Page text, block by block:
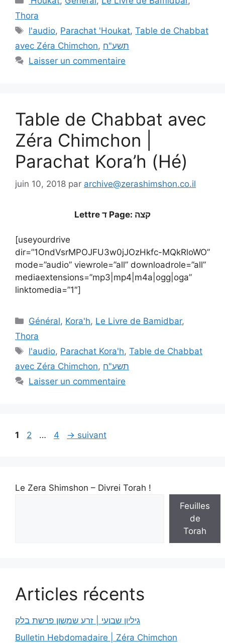
Thora
l'audio, Parachat 'Houkat,Table de Chabbat
avec Zéra Chimchon, תשע"ח
Laisser un commentaire
Table de Chabbat avec
Zéra Chimchon |
Parachat Kora’h (Hé)
juin 10, 2018 par archive@zerashimshon.co.il
Lettre ד Page: קצה
[useyourdrive
dir=”1OndVsrMPOJFU3w0jJOzHkfc-MQkRloWO”
mode=”audio” viewrole=”all” downloadrole=”all”
mediaextensions=”mp3|mp4|m4a|ogg|oga”
linktomedia=”1″]
Général, Kora'h, Le Livre de Bamidbar,
Thora
l'audio, Parachat Kora'h,Table de Chabbat
avec Zéra Chimchon, תשע"ח
Laisser un commentaire
1 2 … 4 → suivant
Le Zera Shimshon – Divrei Torah !
Feuilles
de
Torah
Articles récents
גיליון שבועי | זרע שמשון פרשת בלק
Bulletin Hebdomadaire | Zéra Chimchon